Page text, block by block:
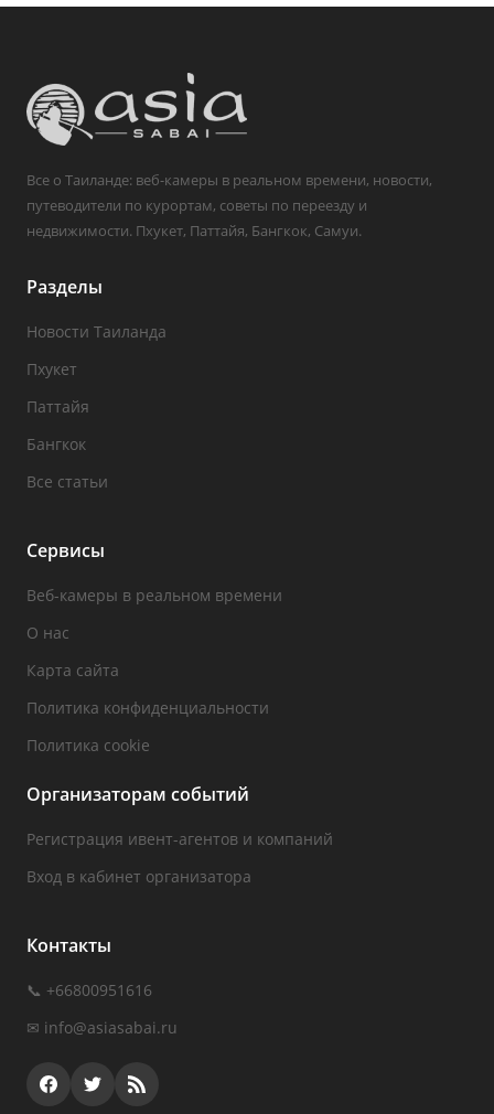
Все о Таиланде: веб-камеры в реальном времени, новости,
путеводители по курортам, советы по переезду и
недвижимости. Пхукет, Паттайя, Бангкок, Самуи.
Разделы
Новости Таиланда
Пхукет
Паттайя
Бангкок
Все статьи
Сервисы
Веб-камеры в реальном времени
О нас
Карта сайта
Политика конфиденциальности
Политика cookie
Организаторам событий
Регистрация ивент-агентов и компаний
Вход в кабинет организатора
Контакты
📞 +66800951616
✉ info@asiasabai.ru